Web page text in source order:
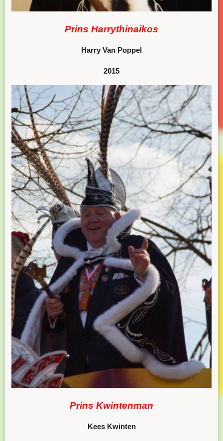
Prins Harrythinaikos
Harry Van Poppel
2015
Prins Kwintenman
Kees Kwinten